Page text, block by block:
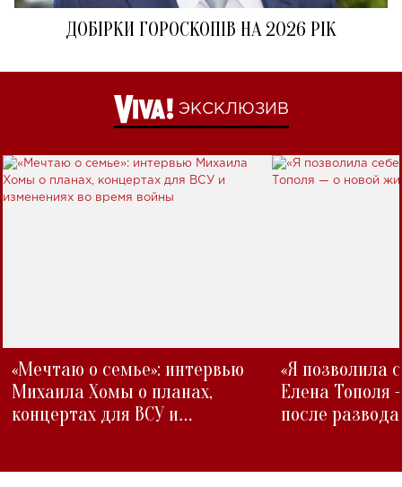
ДОБІРКИ ГОРОСКОПІВ НА 2026 РІК
ЭКСКЛЮЗИВ
«Мечтаю о семье»: интервью
Михаила Хомы о планах,
концертах для ВСУ и
«Я позволила
Елена Тополя
после развода